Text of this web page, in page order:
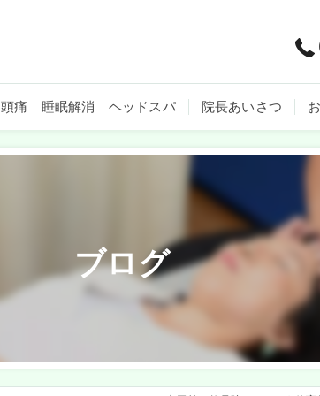
頭痛 睡眠解消 ヘッドスパ 院長あいさつ
ブログ